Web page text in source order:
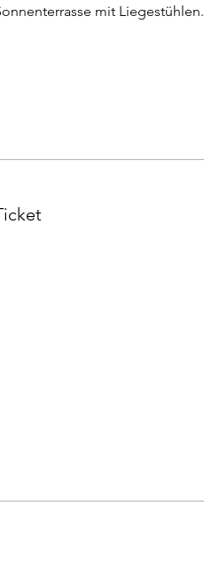
mit Liegestühlen.